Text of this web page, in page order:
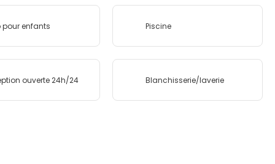
pour enfants Piscine
ouverte 24h/24 Blanchisserie/laverie